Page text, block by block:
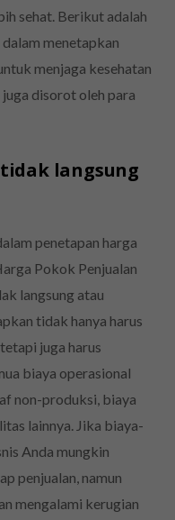
sehat. Berikut adalah
menetapkan
menjaga kesehatan
disorot oleh para
langsung
penetapan harga
Pokok Penjualan
langsung atau
tidak hanya harus
juga harus
biaya operasional
non-produksi, biaya
lainnya. Jika biaya-
Anda mungkin
penjualan, namun
mengalami kerugian